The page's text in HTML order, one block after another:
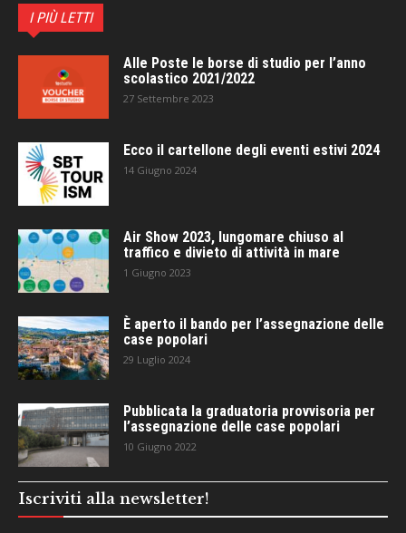
I PIÙ LETTI
Alle Poste le borse di studio per l’anno
scolastico 2021/2022
27 Settembre 2023
Ecco il cartellone degli eventi estivi 2024
14 Giugno 2024
Air Show 2023, lungomare chiuso al
traffico e divieto di attività in mare
1 Giugno 2023
È aperto il bando per l’assegnazione delle
case popolari
29 Luglio 2024
Pubblicata la graduatoria provvisoria per
l’assegnazione delle case popolari
10 Giugno 2022
Iscriviti alla newsletter!